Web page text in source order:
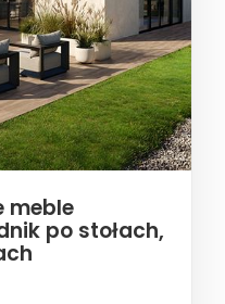
meble
po stołach,